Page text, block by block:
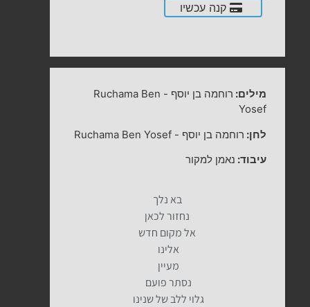
קנה עכשיו
מילים: רוחמה בן יוסף -
Ruchama Ben
Yosef
לחן: רוחמה בן יוסף -
Ruchama Ben Yosef
עיבוד: נאמן למקור
בא נלך
נחזור לכאן
אל מקום חדש
אלינו
מעיין
נסתר פועם
גלוי ללב של שנינו